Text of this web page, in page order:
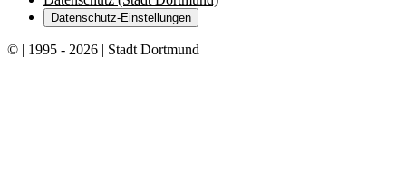
Datenschutz-Einstellungen
© | 1995 - 2026 | Stadt Dortmund